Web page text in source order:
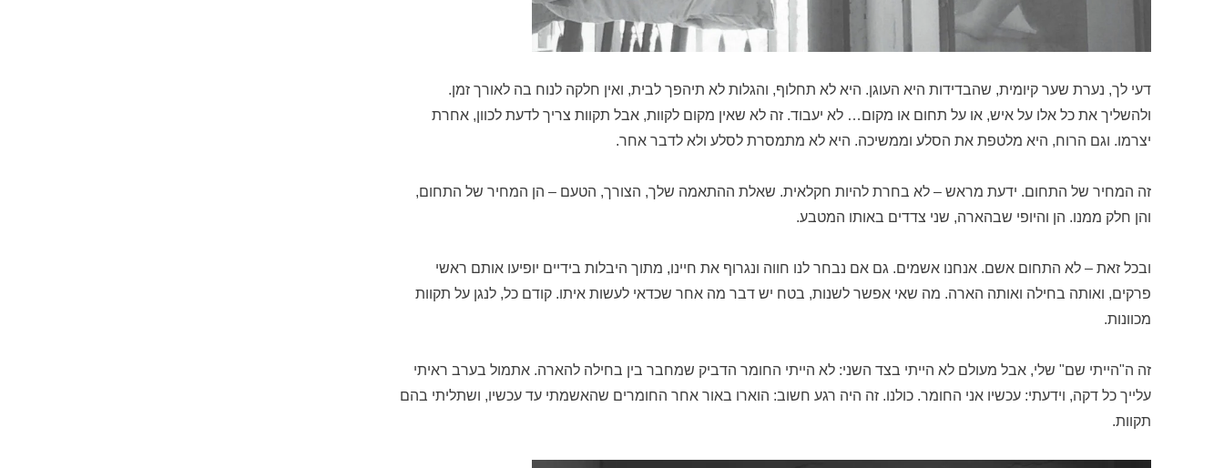
דעי לך, נערת שער קיומית, שהבדידות היא העוגן. היא לא תחלוף, והגלות לא תיהפך לבית, ואין חלקה לנוח בה לאורך זמן.
ולהשליך את כל אלו על איש, או על תחום או מקום… לא יעבוד. זה לא שאין מקום לקוות, אבל תקוות צריך לדעת לכוון, אחרת
יצרמו. וגם הרוח, היא מלטפת את הסלע וממשיכה. היא לא מתמסרת לסלע ולא לדבר אחר.
זה המחיר של התחום. ידעת מראש – לא בחרת להיות חקלאית. שאלת ההתאמה שלך, הצורך, הטעם – הן המחיר של התחום,
והן חלק ממנו. הן והיופי שבהארה, שני צדדים באותו המטבע.
ובכל זאת – לא התחום אשם. אנחנו אשמים. גם אם נבחר לנו חווה ונגרוף את חיינו, מתוך היבלות בידיים יופיעו אותם ראשי
פרקים, ואותה בחילה ואותה הארה. מה שאי אפשר לשנות, בטח יש דבר מה אחר שכדאי לעשות איתו. קודם כל, לנגן על תקוות
מכוונות.
זה ה"הייתי שם" שלי, אבל מעולם לא הייתי בצד השני: לא הייתי החומר הדביק שמחבר בין בחילה להארה. אתמול בערב ראיתי
עלייך כל דקה, וידעתי: עכשיו אני החומר. כולנו. זה היה רגע חשוב: הוארו באור אחר החומרים שהאשמתי עד עכשיו, ושתליתי בהם
תקוות.